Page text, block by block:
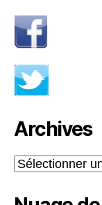
Archives
Archives